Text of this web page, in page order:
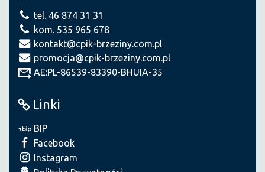
tel. 46 874 31 31
kom. 535 965 678
kontakt@cpik-brzeziny.com.pl
promocja@cpik-brzeziny.com.pl
AE:PL-86539-83390-BHUIA-35
Linki
BIP
Facebook
Instagram